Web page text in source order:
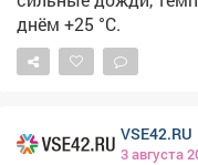
sib.fm ,
штормовое
ожидаются сильные
новосибирцам
штормового
днём +25 °С.
VSE42.RU
3 августа